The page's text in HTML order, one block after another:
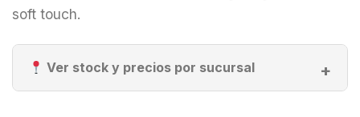
soft touch.
Ver stock y precios por sucursal